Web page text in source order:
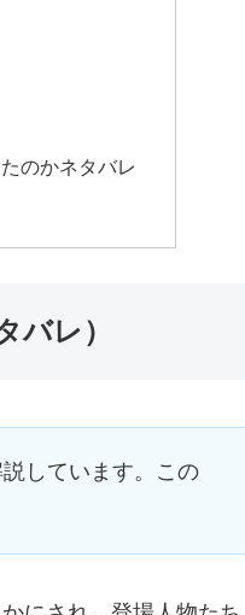
のかネタバレ
バレ）
しています。この